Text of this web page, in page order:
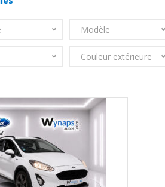
Modèle
Couleur extérieure